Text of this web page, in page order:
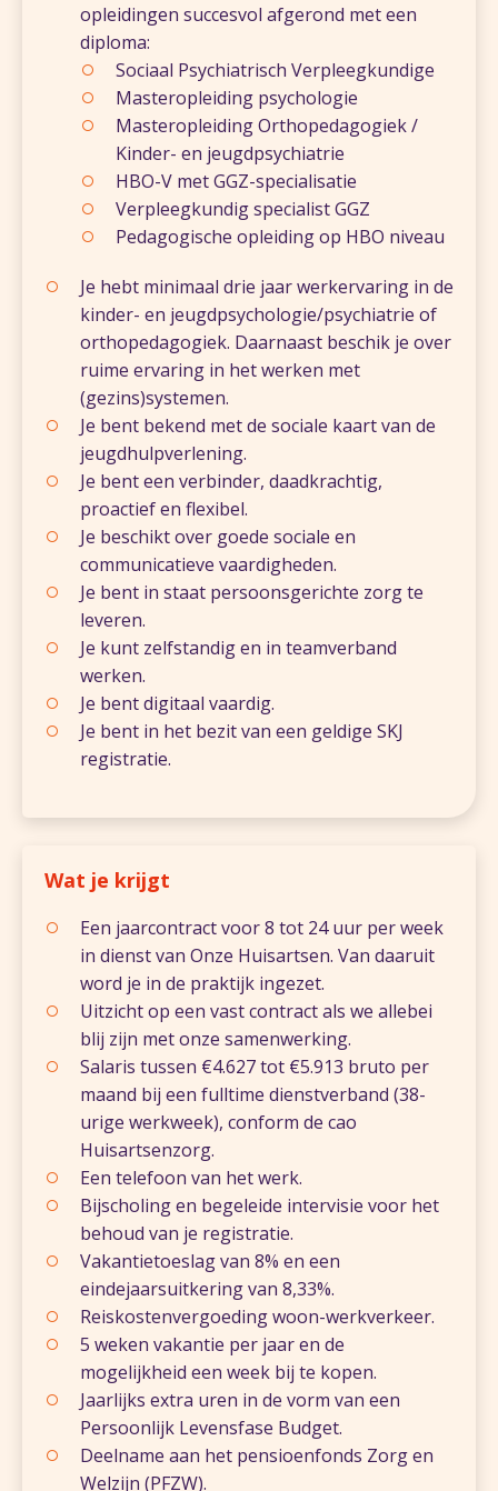
opleidingen succesvol afgerond met een
diploma:
Sociaal Psychiatrisch Verpleegkundige
Masteropleiding psychologie
Masteropleiding Orthopedagogiek /
Kinder- en jeugdpsychiatrie
HBO-V met GGZ-specialisatie
Verpleegkundig specialist GGZ
Pedagogische opleiding op HBO niveau
Je hebt minimaal drie jaar werkervaring in de
kinder- en jeugdpsychologie/psychiatrie of
orthopedagogiek. Daarnaast beschik je over
ruime ervaring in het werken met
(gezins)systemen.
Je bent bekend met de sociale kaart van de
jeugdhulpverlening.
Je bent een verbinder, daadkrachtig,
proactief en flexibel.
Je beschikt over goede sociale en
communicatieve vaardigheden.
Je bent in staat persoonsgerichte zorg te
leveren.
Je kunt zelfstandig en in teamverband
werken.
Je bent digitaal vaardig.
Je bent in het bezit van een geldige SKJ
registratie.
Wat je krijgt
Een jaarcontract voor 8 tot 24 uur per week
in dienst van Onze Huisartsen. Van daaruit
word je in de praktijk ingezet.
Uitzicht op een vast contract als we allebei
blij zijn met onze samenwerking.
Salaris tussen €4.627 tot €5.913 bruto per
maand bij een fulltime dienstverband (38-
urige werkweek), conform de cao
Huisartsenzorg.
Een telefoon van het werk.
Bijscholing en begeleide intervisie voor het
behoud van je registratie.
Vakantietoeslag van 8% en een
eindejaarsuitkering van 8,33%.
Reiskostenvergoeding woon-werkverkeer.
5 weken vakantie per jaar en de
mogelijkheid een week bij te kopen.
Jaarlijks extra uren in de vorm van een
Persoonlijk Levensfase Budget.
Deelname aan het pensioenfonds Zorg en
Welzijn (PFZW).